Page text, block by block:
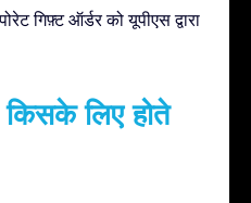
गिफ़्ट ऑर्डर को यूपीएस द्वारा
किसके लिए होते